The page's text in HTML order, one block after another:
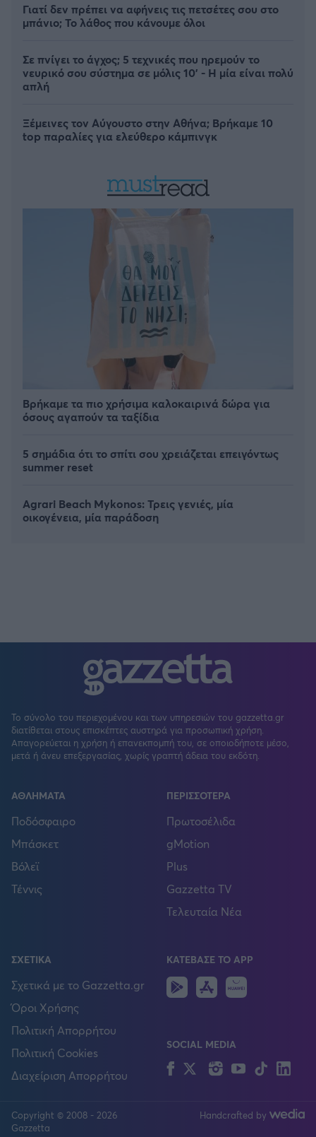
Γιατί δεν πρέπει να αφήνεις τις πετσέτες σου στο
μπάνιο; Το λάθος που κάνουμε όλοι
Σε πνίγει το άγχος; 5 τεχνικές που ηρεμούν το
νευρικό σου σύστημα σε μόλις 10' - Η μία είναι πολύ
απλή
Ξέμεινες τον Αύγουστο στην Αθήνα; Βρήκαμε 10
top παραλίες για ελεύθερο κάμπινγκ
Βρήκαμε τα πιο χρήσιμα καλοκαιρινά δώρα για
όσους αγαπούν τα ταξίδια
5 σημάδια ότι το σπίτι σου χρειάζεται επειγόντως
summer reset
Agrari Beach Mykonos: Τρεις γενιές, μία
οικογένεια, μία παράδοση
Το σύνολο του περιεχομένου και των υπηρεσιών του gazzetta.gr
διατίθεται στους επισκέπτες αυστηρά για προσωπική χρήση.
Απαγορεύεται η χρήση ή επανεκπομπή του, σε οποιοδήποτε μέσο,
μετά ή άνευ επεξεργασίας, χωρίς γραπτή άδεια του εκδότη.
ΑΘΛΗΜΑΤΑ
Ποδόσφαιρο
Μπάσκετ
Βόλεϊ
Τέννις
ΠΕΡΙΣΣΟΤΕΡΑ
Πρωτοσέλιδα
gMotion
Plus
Gazzetta TV
Τελευταία Νέα
ΣΧΕΤΙΚΑ
Σχετικά με το Gazzetta.gr
Όροι Χρήσης
Πολιτική Απορρήτου
Πολιτική Cookies
Διαχείριση Απορρήτου
ΚΑΤΕΒΑΣΕ ΤΟ APP
Android
IOS
SOCIAL MEDIA
FacebookTwitterInstagram
YouTubeTikTok
Copyright © 2008 - 2026
Gazzetta
Handcrafted by